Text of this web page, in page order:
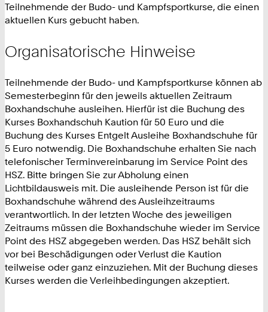
Teilnehmende der Budo- und Kampfsportkurse, die einen
aktuellen Kurs gebucht haben.
Organisatorische Hinweise
Teilnehmende der Budo- und Kampfsportkurse können ab
Semesterbeginn für den jeweils aktuellen Zeitraum
Boxhandschuhe ausleihen. Hierfür ist die Buchung des
Kurses Boxhandschuh Kaution für 50 Euro und die
Buchung des Kurses Entgelt Ausleihe Boxhandschuhe für
5 Euro notwendig. Die Boxhandschuhe erhalten Sie nach
telefonischer Terminvereinbarung im Service Point des
HSZ. Bitte bringen Sie zur Abholung einen
Lichtbildausweis mit. Die ausleihende Person ist für die
Boxhandschuhe während des Ausleihzeitraums
verantwortlich. In der letzten Woche des jeweiligen
Zeitraums müssen die Boxhandschuhe wieder im Service
Point des HSZ abgegeben werden. Das HSZ behält sich
vor bei Beschädigungen oder Verlust die Kaution
teilweise oder ganz einzuziehen. Mit der Buchung dieses
Kurses werden die Verleihbedingungen akzeptiert.